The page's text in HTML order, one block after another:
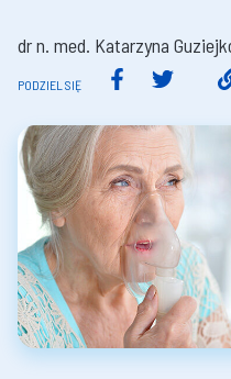
dr n. med. Katarzyna
PODZIEL SIĘ